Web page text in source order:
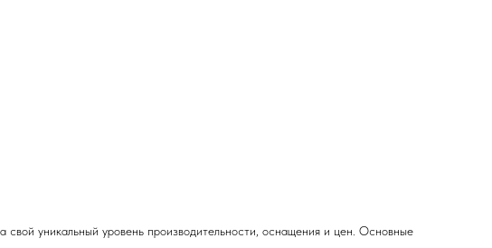
уникальный уровень производительности, оснащения и цен. Основные